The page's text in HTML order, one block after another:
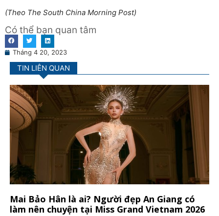
(Theo The South China Morning Post)
Có thể bạn quan tâm
Tháng 4 20, 2023
TIN LIÊN QUAN
Mai Bảo Hân là ai? Người đẹp An Giang có
làm nên chuyện tại Miss Grand Vietnam 2026